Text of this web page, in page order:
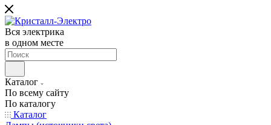
Вся электрика
в одном месте
Каталог
По всему сайту
По каталогу
Каталог